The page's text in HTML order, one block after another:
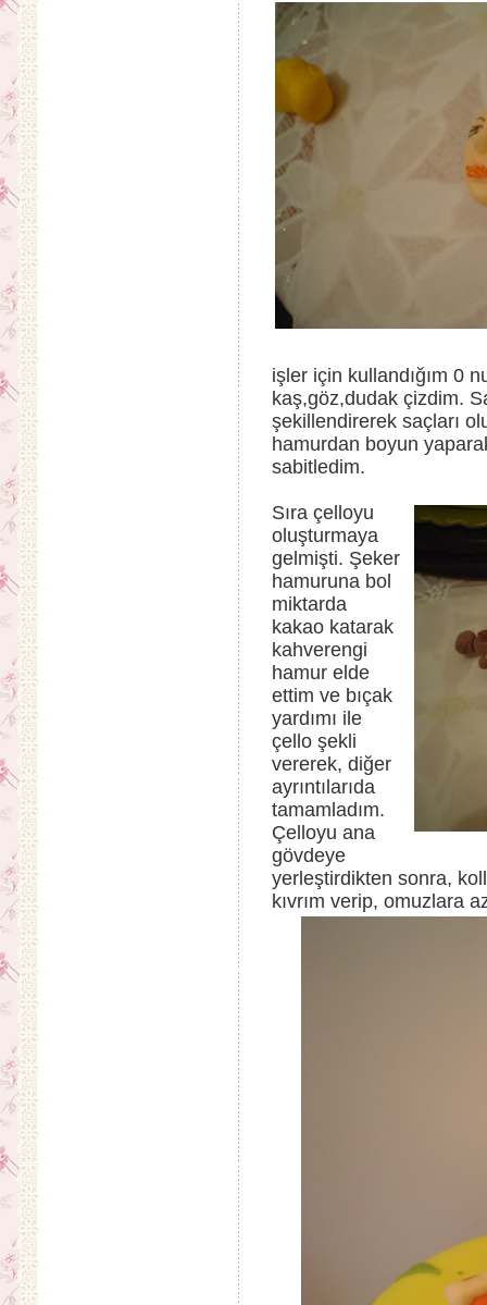
işler için kullandığım 0
kaş,göz,dudak çizdim.
şekillendirerek saçları
hamurdan boyun
sabitledim.
Sıra çelloyu
oluşturmaya
gelmişti. Şeker
hamuruna bol
miktarda
kakao katarak
kahverengi
hamur elde
ettim ve bıçak
yardımı ile
çello şekli
vererek, diğer
ayrıntılarıda
tamamladım.
Çelloyu ana
gövdeye
yerleştirdikten sonra,
kıvrım verip, omuzlara